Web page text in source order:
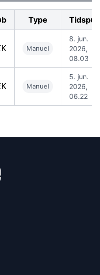
Type
Manuel
8. jun.
2026,
08.03
Manuel
5. jun.
2026,
06.22